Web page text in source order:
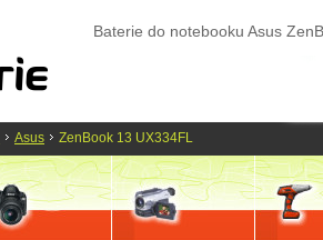
Baterie do notebooku Asus
Asus ZenBook 13 UX334FL